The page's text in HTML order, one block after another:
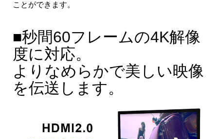
ことができます。
■秒間60フレームの4K解像
度に対応。
よりなめらかで美しい映像
を伝送します。